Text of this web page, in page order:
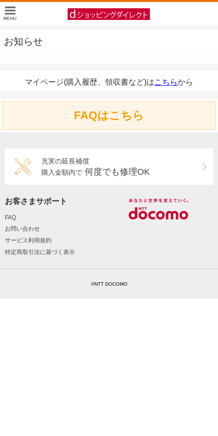
お知らせ
マイページ(購入履歴、領収書など)はこちらから
FAQはこちら
充実の延長補償
購入金額内で 何度でも修理OK
お客さまサポート
FAQ
お問い合わせ
サービス利用規約
特定商取引法に基づく表示
©NTT DOCOMO